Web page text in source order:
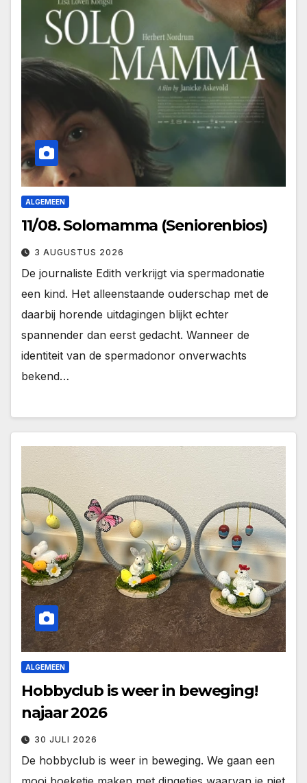
ALGEMEEN
11/08. Solomamma (Seniorenbios)
3 AUGUSTUS 2026
De journaliste Edith verkrijgt via spermadonatie
een kind. Het alleenstaande ouderschap met de
daarbij horende uitdagingen blijkt echter
spannender dan eerst gedacht. Wanneer de
identiteit van de spermadonor onverwachts
bekend…
ALGEMEEN
Hobbyclub is weer in beweging!
najaar 2026
30 JULI 2026
De hobbyclub is weer in beweging. We gaan een